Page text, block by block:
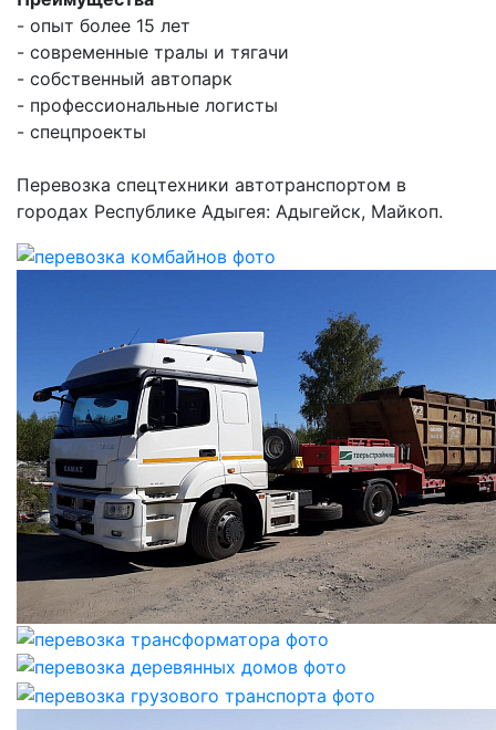
- опыт более 15 лет
- современные тралы и тягачи
- собственный автопарк
- профессиональные логисты
- спецпроекты
Перевозка спецтехники автотранспортом в
городах Республике Адыгея: Адыгейск, Майкоп.